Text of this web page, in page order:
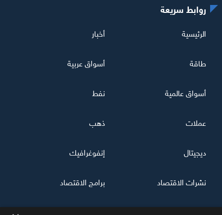
روابط سريعة
الرئيسية أخبار
طاقة أسواق عربية
أسواق عالمية نفط
عملات ذهب
ديجيتال إنفوغرافيك
نشرات الاقتصاد برامج الاقتصاد